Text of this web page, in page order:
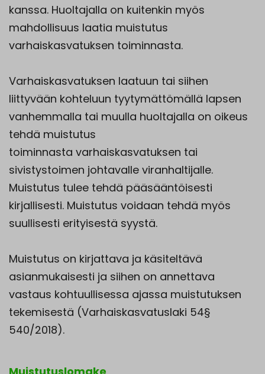
kanssa. Huoltajalla on kuitenkin myös
mahdollisuus laatia muistutus
varhaiskasvatuksen toiminnasta.
Varhaiskasvatuksen laatuun tai siihen
liittyvään kohteluun tyytymättömällä lapsen
vanhemmalla tai muulla huoltajalla on oikeus
tehdä muistutus
toiminnasta varhaiskasvatuksen tai
sivistystoimen johtavalle viranhaltijalle.
Muistutus tulee tehdä pääsääntöisesti
kirjallisesti. Muistutus voidaan tehdä myös
suullisesti erityisestä syystä.
Muistutus on kirjattava ja käsiteltävä
asianmukaisesti ja siihen on annettava
vastaus kohtuullisessa ajassa muistutuksen
tekemisestä (Varhaiskasvatuslaki 54§
540/2018).